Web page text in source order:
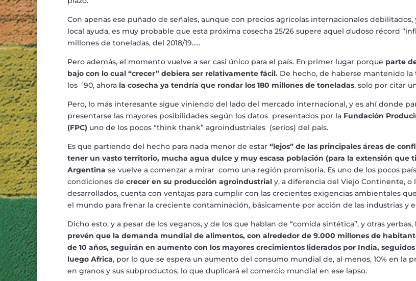
Con apenas ese puñado de señales, aunque con precios agrícolas internacionales debilitados,
local ayuda, es muy probable que esta próxima cosecha 25/26 supere aquel dudoso récord “
millones de toneladas, del 2018/19…..
Pero además, el momento vuelve a ser casi único para el país. En primer lugar porque parte
bajo con lo cual “crecer” debiera ser relativamente fácil. De hecho, de haberse mantenido
los ´90, ahora la cosecha ya tendría que rondar los 180 millones de toneladas, solo por citar
Pero, lo más interesante sigue viniendo del lado del mercado internacional, y es ahí donde
presentarse las mayores posibilidades según los datos presentados por la Fundación
(FPC) uno de los pocos “think thank” agroindustriales (serios) del país.
Es que partiendo del hecho para nada menor de estar “lejos” de las principales áreas de
tener un vasto territorio, mucha agua dulce y muy escasa población (para la extensión que
Argentina se vuelve a comenzar a mirar como una región promisoria. Es uno de los pocos paí
condiciones de crecer en su producción agroindustrial y, a diferencia del Viejo Continente, o
desarrollados, cuenta con ventajas para cumplir con las crecientes exigencias ambientales
el mundo para frenar la creciente contaminación, básicamente por acción de las industrias y
Dicho esto, y a pesar de los veganos, y de los que hablan de “comida sintética”, y otras yerbas,
prevén que la demanda mundial de alimentos, con alrededor de 9.000 millones de
de 10 años, seguirán en aumento con los mayores crecimientos liderados por India,
luego Africa, por lo que se espera un aumento del consumo mundial de, al menos, 10% en la
en granos y sus subproductos, lo que duplicará el comercio mundial en ese lapso.